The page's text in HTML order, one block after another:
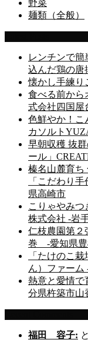
野菜
麺類（全般）
レンチンで簡
込んだ鶏の唐
懐かし手練り
食べる前から
式会社四国屋
色鮮やか！こ
カソルト
早朝収穫 抜
ール」
榛名山麓育ち
「こだわり
県高崎市
こりゃやみ
株式会社 -岩
仁枝農園第２
巻 -愛知県豊
「たけのこ
ん）ファーム
熱意と愛情で
分県杵築市山
福田 容子: